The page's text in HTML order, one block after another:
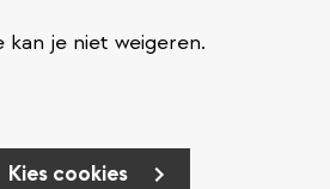
je niet weigeren.
Kies cookies